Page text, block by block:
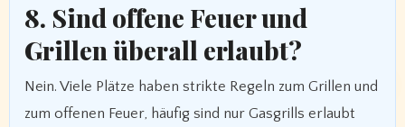
8. Sind offene Feuer und
Grillen überall erlaubt?
Nein. Viele Plätze haben strikte Regeln zum Grillen und
zum offenen Feuer, häufig sind nur Gasgrills erlaubt